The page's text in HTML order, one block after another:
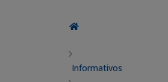
Informativos